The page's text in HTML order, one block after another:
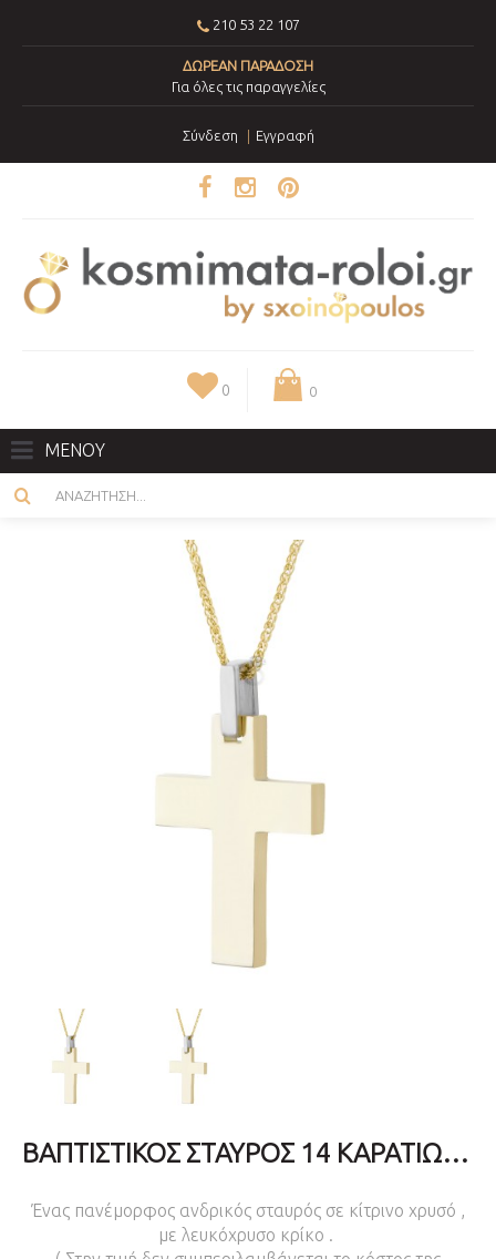
210 53 22 107
ΔΩΡΕΑΝ ΠΑΡΑΔΟΣΗ
Για όλες τις παραγγελίες
Σύνδεση Εγγραφή
0 0
ΜΕΝΟΥ
ΒΑΠΤΙΣΤΙΚΌΣ ΣΤΑΥΡΌΣ 14 ΚΑΡΑΤΊΩΝ ΓΙΑ ΑΓΌΡΙ
Ένας πανέμορφος ανδρικός σταυρός σε κίτρινο χρυσό ,
με λευκόχρυσο κρίκο .